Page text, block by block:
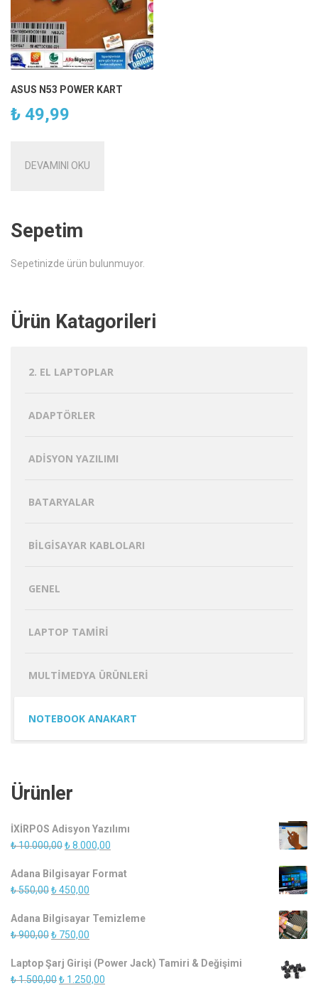
ASUS N53 POWER KART
₺ 49,99
DEVAMINI OKU
Sepetim
Sepetinizde ürün bulunmuyor.
Ürün Katagorileri
2. EL LAPTOPLAR
ADAPTÖRLER
ADISYON YAZILIMI
BATARYALAR
BILGISAYAR KABLOLARI
GENEL
LAPTOP TAMIRI
MULTIMEDYA ÜRÜNLERI
NOTEBOOK ANAKART
Ürünler
İXİRPOS Adisyon Yazılımı
₺10.000,00Orijinal
₺ 10.000,00.
₺8.000,00
fiyat:
Adana Bilgisayar Format
₺550,00Orijinal
₺ 550,00.
₺450,00
fiyat:
₺ 450,00.
Adana Bilgisayar Temizleme
₺900,00Orijinal
₺ 900,00.
₺ 750,00
fiyat:
₺ 750,00.
Laptop Şarj Girişi (Power Jack) Tamiri & Değişimi
₺1.500,00Orijinal
₺ 1.250,00